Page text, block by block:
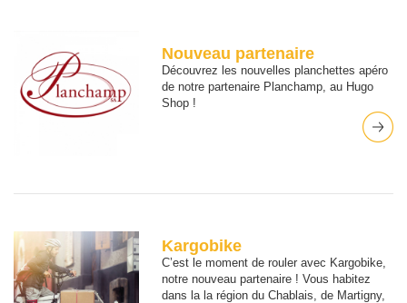
Nouveau partenaire
Découvrez les nouvelles planchettes apéro
de notre partenaire Planchamp, au Hugo
Shop !
Kargobike
C’est le moment de rouler avec Kargobike,
notre nouveau partenaire ! Vous habitez
dans la la région du Chablais, de Martigny,